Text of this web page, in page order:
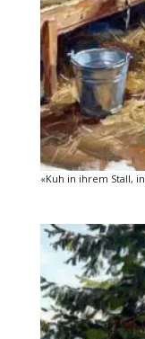
«Kuh in ihrem Stall,